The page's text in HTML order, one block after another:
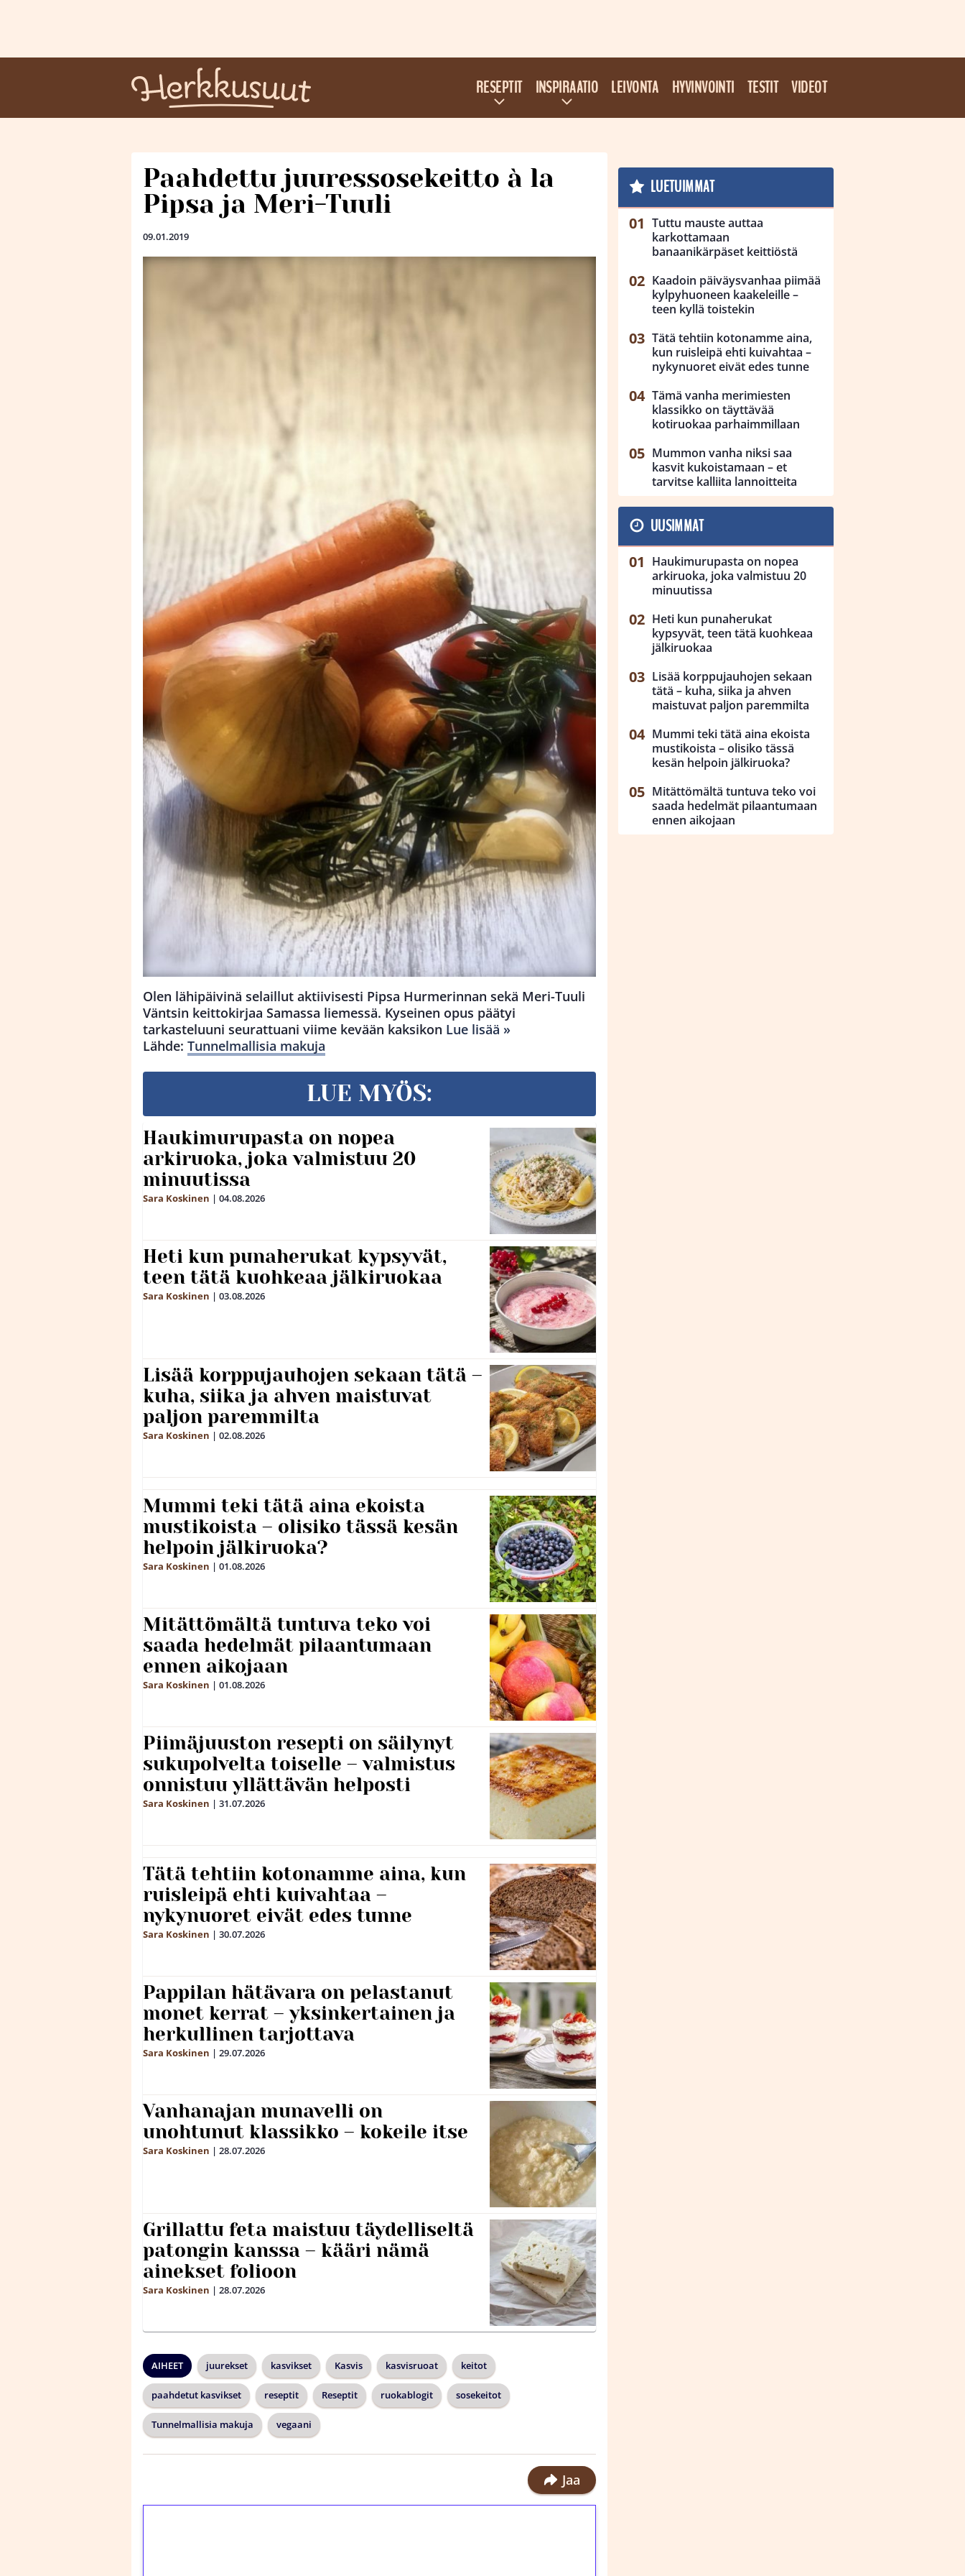
RESEPTIT INSPIRAATIO LEIVONTA HYVINVOINTI TESTIT VIDEOT
Paahdettu juuressosekeitto à la
Pipsa ja Meri-Tuuli
09.01.2019
Olen lähipäivinä selaillut aktiivisesti Pipsa Hurmerinnan sekä Meri-Tuuli
Väntsin keittokirjaa Samassa liemessä. Kyseinen opus päätyi
tarkasteluuni seurattuani viime kevään kaksikon Lue lisää »
Lähde: Tunnelmallisia makuja
LUE MYÖS:
Haukimurupasta on nopea
arkiruoka, joka valmistuu 20
minuutissa
Sara Koskinen | 04.08.2026
Heti kun punaherukat kypsyvät,
teen tätä kuohkeaa jälkiruokaa
Sara Koskinen | 03.08.2026
Lisää korppujauhojen sekaan tätä –
kuha, siika ja ahven maistuvat
paljon paremmilta
Sara Koskinen | 02.08.2026
Mummi teki tätä aina ekoista
mustikoista – olisiko tässä kesän
helpoin jälkiruoka?
Sara Koskinen | 01.08.2026
Mitättömältä tuntuva teko voi
saada hedelmät pilaantumaan
ennen aikojaan
Sara Koskinen | 01.08.2026
Piimäjuuston resepti on säilynyt
sukupolvelta toiselle – valmistus
onnistuu yllättävän helposti
Sara Koskinen | 31.07.2026
Tätä tehtiin kotonamme aina, kun
ruisleipä ehti kuivahtaa –
nykynuoret eivät edes tunne
Sara Koskinen | 30.07.2026
Pappilan hätävara on pelastanut
monet kerrat – yksinkertainen ja
herkullinen tarjottava
Sara Koskinen | 29.07.2026
Vanhanajan munavelli on
unohtunut klassikko – kokeile itse
Sara Koskinen | 28.07.2026
Grillattu feta maistuu täydelliseltä
patongin kanssa – kääri nämä
ainekset folioon
Sara Koskinen | 28.07.2026
AIHEET juurekset kasvikset Kasvis kasvisruoat keitot
paahdetut kasvikset reseptit Reseptit ruokablogit sosekeitot
Tunnelmallisia makuja vegaani
Jaa
LUETUIMMAT
Tuttu mauste auttaa
karkottamaan
banaanikärpäset keittiöstä
Kaadoin päiväysvanhaa piimää
kylpyhuoneen kaakeleille –
teen kyllä toistekin
Tätä tehtiin kotonamme aina,
kun ruisleipä ehti kuivahtaa –
nykynuoret eivät edes tunne
Tämä vanha merimiesten
klassikko on täyttävää
kotiruokaa parhaimmillaan
Mummon vanha niksi saa
kasvit kukoistamaan – et
tarvitse kalliita lannoitteita
UUSIMMAT
Haukimurupasta on nopea
arkiruoka, joka valmistuu 20
minuutissa
Heti kun punaherukat
kypsyvät, teen tätä kuohkeaa
jälkiruokaa
Lisää korppujauhojen sekaan
tätä – kuha, siika ja ahven
maistuvat paljon paremmilta
Mummi teki tätä aina ekoista
mustikoista – olisiko tässä
kesän helpoin jälkiruoka?
Mitättömältä tuntuva teko voi
saada hedelmät pilaantumaan
ennen aikojaan